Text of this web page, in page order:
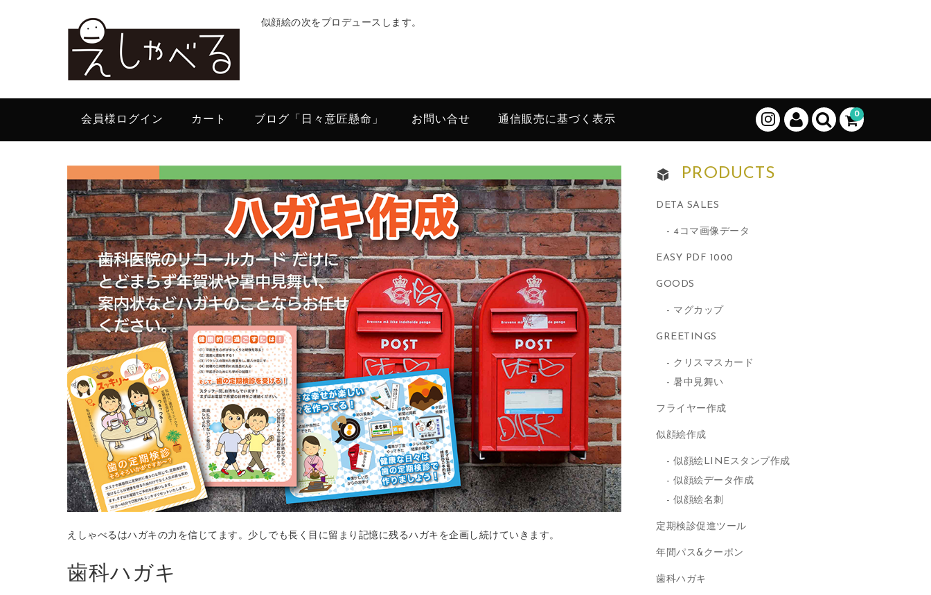
似顔絵の次をプロデュースします。
0
会員様ログイン カート ブログ「日々意匠懸命」 お問い合せ 通信販売に基づく表示
えしゃべるはハガキの力を信じてます。少しでも長く目に留まり記憶に残るハガキを企画し続けていきます。
歯科ハガキ
PRODUCTS
DETA SALES
4コマ画像データ
EASY PDF 1000
GOODS
マグカップ
GREETINGS
クリスマスカード
暑中見舞い
フライヤー作成
似顔絵作成
似顔絵LINEスタンプ作成
似顔絵データ作成
似顔絵名刺
定期検診促進ツール
年間パス&クーポン
歯科ハガキ